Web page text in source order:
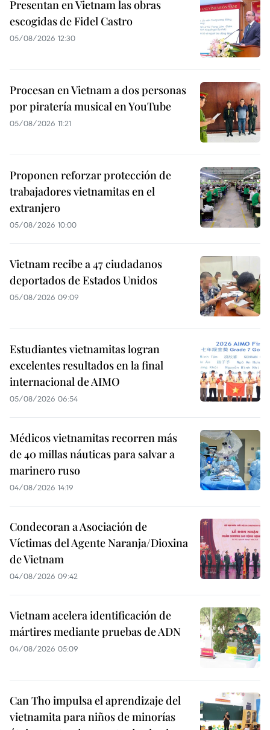
Presentan en Vietnam las obras
escogidas de Fidel Castro
05/08/2026 12:30
Procesan en Vietnam a dos personas
por piratería musical en YouTube
05/08/2026 11:21
Proponen reforzar protección de
trabajadores vietnamitas en el
extranjero
05/08/2026 10:00
Vietnam recibe a 47 ciudadanos
deportados de Estados Unidos
05/08/2026 09:09
Estudiantes vietnamitas logran
excelentes resultados en la final
internacional de AIMO
05/08/2026 06:54
Médicos vietnamitas recorren más
de 40 millas náuticas para salvar a
marinero ruso
04/08/2026 14:19
Condecoran a Asociación de
Víctimas del Agente Naranja/Dioxina
de Vietnam
04/08/2026 09:42
Vietnam acelera identificación de
mártires mediante pruebas de ADN
04/08/2026 05:09
Can Tho impulsa el aprendizaje del
vietnamita para niños de minorías